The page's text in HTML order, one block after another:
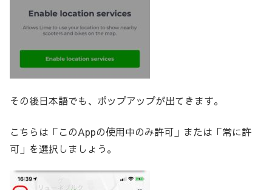
その後日本語でも、ポップアップが出てきます。
こちらは「このAppの使用中のみ許可」または「常に許
可」を選択しましょう。